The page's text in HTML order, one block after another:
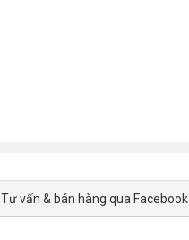
Tư vấn & bán hàng qua Facebook